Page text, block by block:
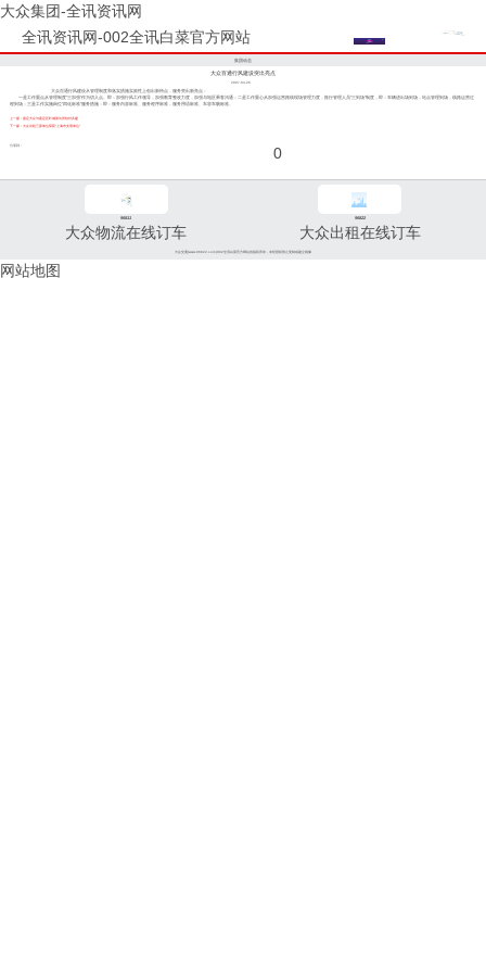
大众集团-全讯资讯网
全讯资讯网-002全讯白菜官方网站
集团动态
大众百通行风建设突出亮点
2007-04-26
大众百通行风建设从管理制度和落实措施实效性上创出新特点，服务突出新亮点：
一是工作重点从管理制度“三加强”作为切入点。即：加强行风工作领导，加强教育整改力度，加强与地区乘客沟通；二是工作重心从加强运营路线现场管理力度，推行管理人员“三到场”制度，即：车辆进出场到场，站点管理到场，线路运营过
程到场；三是工作实施岗位“四化标准”服务措施：即：服务内容标准、服务程序标准，服务用语标准、车容车貌标准。
上一篇：嘉定大众与嘉定区叶城派出所结对共建
下一篇：大众出租三家单位荣获“上海市文明单位”
分享到： 0
96811
大众物流在线订车
96822
大众出租在线订车
大众交通(www.96822.com)002全讯白菜官方网站的版权所有，未经授权禁止复制或建立镜像
网站地图